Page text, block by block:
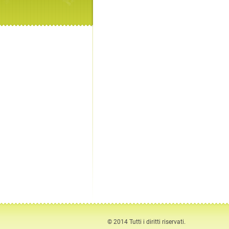
© 2014 Tutti i diritti riservati.